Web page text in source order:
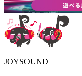
JOYSOUND